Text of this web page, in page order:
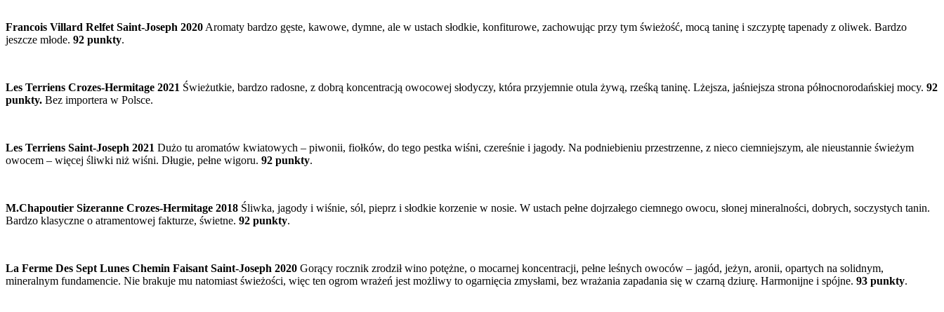
Francois Villard Relfet Saint-Joseph 2020 Aromaty bardzo gęste, kawowe, dymne, ale w ustach słodkie, konfiturowe, zachowując przy tym świeżość, mocą taninę i szczyptę tapenady z oliwek. Bardzo
jeszcze młode. 92 punkty.
Les Terriens Crozes-Hermitage 2021 Świeżutkie, bardzo radosne, z dobrą koncentracją owocowej słodyczy, która przyjemnie otula żywą, rześką taninę. Lżejsza, jaśniejsza strona północnorodańskiej mocy. 92
punkty. Bez importera w Polsce.
Les Terriens Saint-Joseph 2021 Dużo tu aromatów kwiatowych – piwonii, fiołków, do tego pestka wiśni, czereśnie i jagody. Na podniebieniu przestrzenne, z nieco ciemniejszym, ale nieustannie świeżym
owocem – więcej śliwki niż wiśni. Długie, pełne wigoru. 92 punkty.
M.Chapoutier Sizeranne Crozes-Hermitage 2018 Śliwka, jagody i wiśnie, sól, pieprz i słodkie korzenie w nosie. W ustach pełne dojrzałego ciemnego owocu, słonej mineralności, dobrych, soczystych tanin.
Bardzo klasyczne o atramentowej fakturze, świetne. 92 punkty.
La Ferme Des Sept Lunes Chemin Faisant Saint-Joseph 2020 Gorący rocznik zrodził wino potężne, o mocarnej koncentracji, pełne leśnych owoców – jagód, jeżyn, aronii, opartych na solidnym,
mineralnym fundamencie. Nie brakuje mu natomiast świeżości, więc ten ogrom wrażeń jest możliwy to ogarnięcia zmysłami, bez wrażania zapadania się w czarną dziurę. Harmonijne i spójne. 93 punkty.